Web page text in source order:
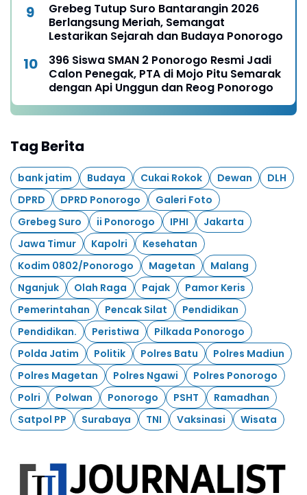
Grebeg Tutup Suro Bantarangin 2026
Berlangsung Meriah, Semangat
Lestarikan Sejarah dan Budaya Ponorogo
396 Siswa SMAN 2 Ponorogo Resmi Jadi
Calon Penegak, PTA di Mojo Pitu Semarak
dengan Api Unggun dan Reog Ponorogo
Tag Berita
bank jatim Budaya Cukai Rokok Dewan
DLH
DPRD
DPRD Ponorogo
Galeri Foto
Grebeg Suro
ii Ponorogo IPHI
Jakarta
Jawa Timur
Kapolri
Kesehatan
Kodim 0802/Ponorogo
Magetan
Malang
Nganjuk
Olah Raga Pajak
Pamor Keris
Pemerintahan
Pencak Silat
Pendidikan
Pendidikan.
Peristiwa
Pilkada Ponorogo
Polda Jatim
Politik Polres Batu
Polres Madiun
Polres Magetan
Polres Ngawi
Polres Ponorogo
Polri
Polwan Ponorogo PSHT
Ramadhan
Satpol PP
Surabaya TNI Vaksinasi Wisata